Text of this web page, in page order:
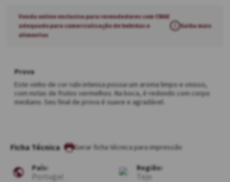
Venda online exclusiva para revendedores com CNAE
adequado para comercialização de bebidas e
alimentos
Saiba mais
Prova
Este vinho de cor rubi intensa possui um aroma limpo e vinoso,
com notas de frutos vermelhos. Na boca, é redondo com corpo
mediano. Seu final de prova é suave e agradável.
Ficha Técnica
País:
Portugal
Região:
Tejo